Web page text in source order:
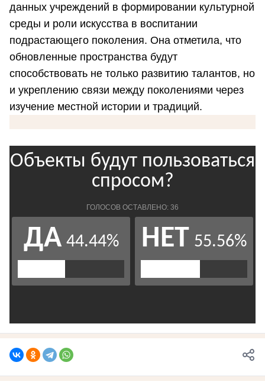
данных учреждений в формировании культурной
среды и роли искусства в воспитании
подрастающего поколения. Она отметила, что
обновленные пространства будут
способствовать не только развитию талантов, но
и укреплению связи между поколениями через
изучение местной истории и традиций.